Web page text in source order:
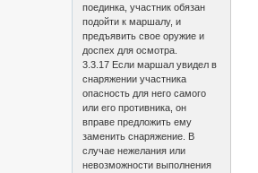
поединка, участник обязан
подойти к маршалу, и
предъявить свое оружие и
доспех для осмотра.
3.3.17 Если маршал увидел в
снаряжении участника
опасность для него самого
или его противника, он
вправе предложить ему
заменить снаряжение. В
случае нежелания или
невозможности выполнения